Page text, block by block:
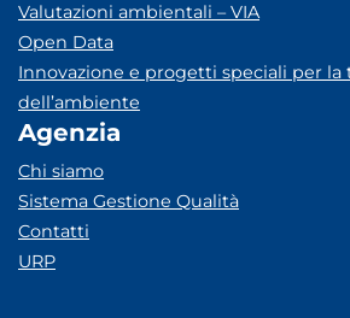
Valutazioni ambientali – VIA
Open Data
Innovazione e progetti speciali per la
dell’ambiente
Agenzia
Chi siamo
Sistema Gestione Qualità
Contatti
URP